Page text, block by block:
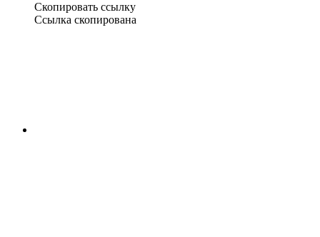
Скопировать ссылку
Ссылка скопирована